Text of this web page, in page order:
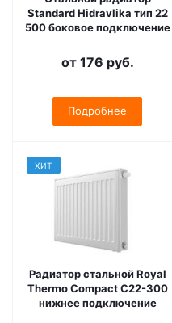
Standard Hidravlika тип 22
500 боковое подключение
от 176 руб.
Подробнее
ХИТ
Радиатор стальной Royal
Thermo Compact C22-300
нижнее подключение